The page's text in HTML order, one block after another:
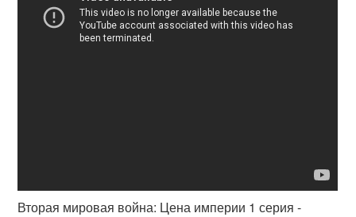
Вторая мировая война: Цена империи 1 серия -